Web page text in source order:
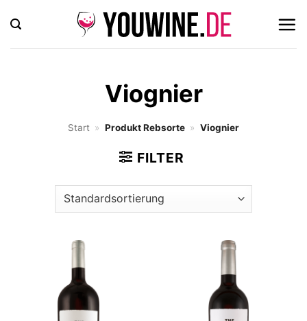
Inhalt
springen
Viognier
Start » Produkt Rebsorte » Viognier
FILTER